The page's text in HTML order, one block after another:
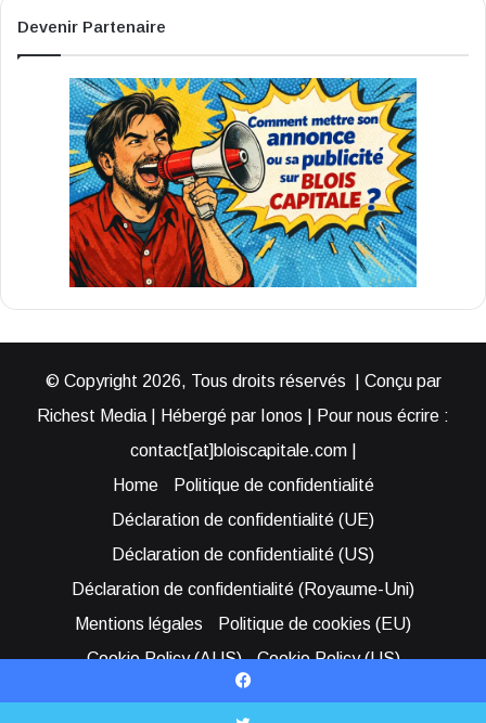
Devenir Partenaire
© Copyright 2026, Tous droits réservés | Conçu par
Richest Media | Hébergé par Ionos | Pour nous écrire :
contact[at]bloiscapitale.com |
Home
Politique de confidentialité
Déclaration de confidentialité (UE)
Déclaration de confidentialité (US)
Déclaration de confidentialité (Royaume-Uni)
Mentions légales
Politique de cookies (EU)
Cookie Policy (AUS)
Cookie Policy (US)
Participer à Blois Capitale
Facebook